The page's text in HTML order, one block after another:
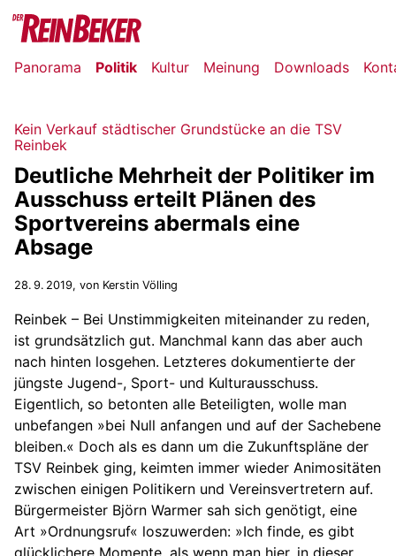
Panorama Politik Kultur Meinung Downloads
Kein Verkauf städtischer Grundstücke an die TSV
Reinbek
Deutliche Mehrheit der Politiker im
Ausschuss erteilt Plänen des
Sportvereins abermals eine
Absage
28. 9. 2019, von Kerstin Völling
Reinbek – Bei Unstimmigkeiten miteinander zu reden,
ist grundsätzlich gut. Manchmal kann das aber auch
nach hinten losgehen. Letzteres dokumentierte der
jüngste Jugend-, Sport- und Kulturausschuss.
Eigentlich, so betonten alle Beteiligten, wolle man
unbefangen »bei Null anfangen und auf der Sachebene
bleiben.« Doch als es dann um die Zukunftspläne der
TSV Reinbek ging, keimten immer wieder Animositäten
zwischen einigen Politikern und Vereinsvertretern auf.
Bürgermeister Björn Warmer sah sich genötigt, eine
Art »Ordnungsruf« loszuwerden: »Ich finde, es gibt